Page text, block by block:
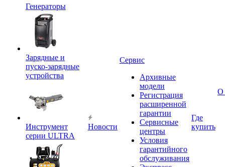
Генераторы
Зарядные и
пуско-зарядные
устройства
Инструмент
серии ULTRA
Новости
Сервис
Архивные
модели
Регистрация
расширенной
гарантии
Сервисные
центры
Условия
гарантийного
обслуживания
Где
купить
О